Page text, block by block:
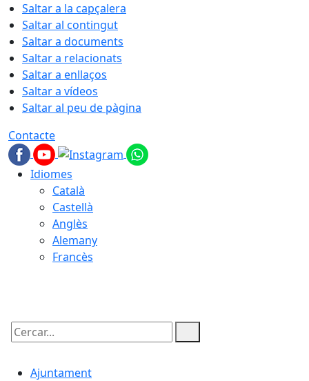
Saltar a la capçalera
Saltar al contingut
Saltar a documents
Saltar a relacionats
Saltar a enllaços
Saltar a vídeos
Saltar al peu de pàgina
Contacte
Idiomes
Català
Castellà
Anglès
Alemany
Francès
Cercar:
Ajuntament